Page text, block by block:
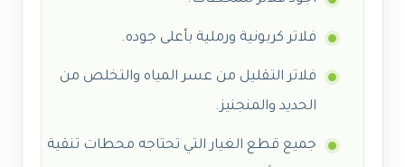
فلاتر كربونية ورملية بأعلى جوده.
فلاتر التقليل من عسر المياه والتخلص من
الحديد والمنجنيز.
جميع قطع الغيار التي تحتاجه محطات تنقية